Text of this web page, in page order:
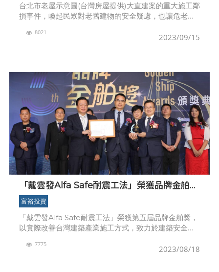
台北市老屋示意圖(台灣房屋提供)大直建案的重大施工鄰
損事件，喚起民眾對老舊建物的安全疑慮，也讓危老重
底，首都的危老重建核准案件數共869案，核准數量為
2023/09/15
8021
「戴雲發Alfa Safe耐震工法」榮獲品牌金舶獎
為台灣打造安全居住之地
富裕投資
「戴雲發Alfa Safe耐震工法」榮獲第五屆品牌金舶獎，
以實際改善台灣建築產業施工方式，致力於建築安全的
出，8月17日頒獎典禮現場由行政院副院長鄭文燦、
2023/08/18
7775